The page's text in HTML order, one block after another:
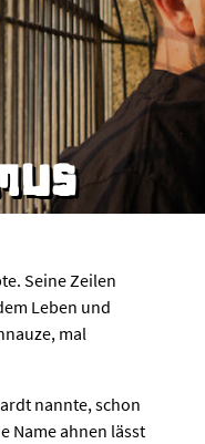
Seine Zeilen
Leben und
mal
nannte, schon
Name ahnen lässt